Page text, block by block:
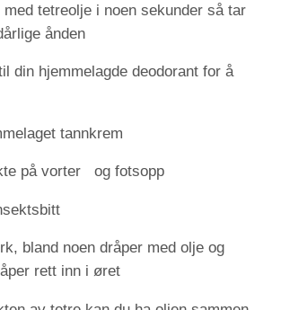
tetreolje i noen sekunder så tar
ånden
din hjemmelagde deodorant for å
tannkrem
på vorter og fotsopp
bland noen dråper med olje og
rett inn i øret